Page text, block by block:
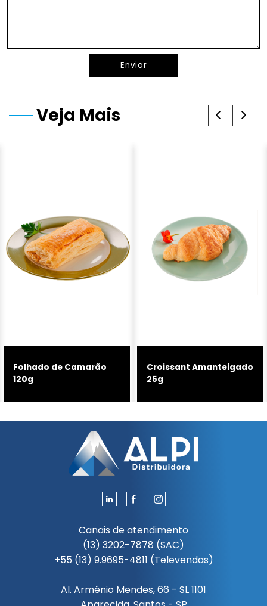
Enviar
Veja Mais
Folhado de Camarão
120g
Croissant Amanteigado
25g
Canais de atendimento
(13) 3202-7878 (SAC)
+55 (13) 9.9695-4811 (Televendas)
Al. Armênio Mendes, 66 - SL 1101